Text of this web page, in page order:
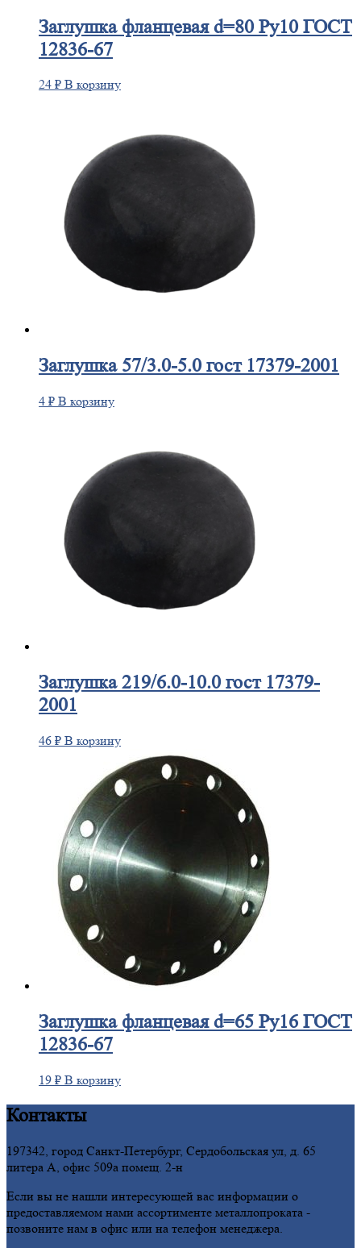
Заглушкафланцевая d=80 Ру10 ГОСТ
12836-67
24 ₽ В корзину
Заглушка57/3.0-5.0 гост 17379-2001
4 ₽ В корзину
Заглушка219/6.0-10.0 гост 17379-
2001
46 ₽ В корзину
Заглушкафланцевая d=65 Ру16 ГОСТ
12836-67
19 ₽ В корзину
Контакты
197342, город Санкт-Петербург, Сердобольская ул, д. 65
литера А, офис 509а помещ. 2-н
Если вы не нашли интересующей вас информации о
предоставляемом нами ассортименте металлопроката -
позвоните нам в офис или на телефон менеджера.